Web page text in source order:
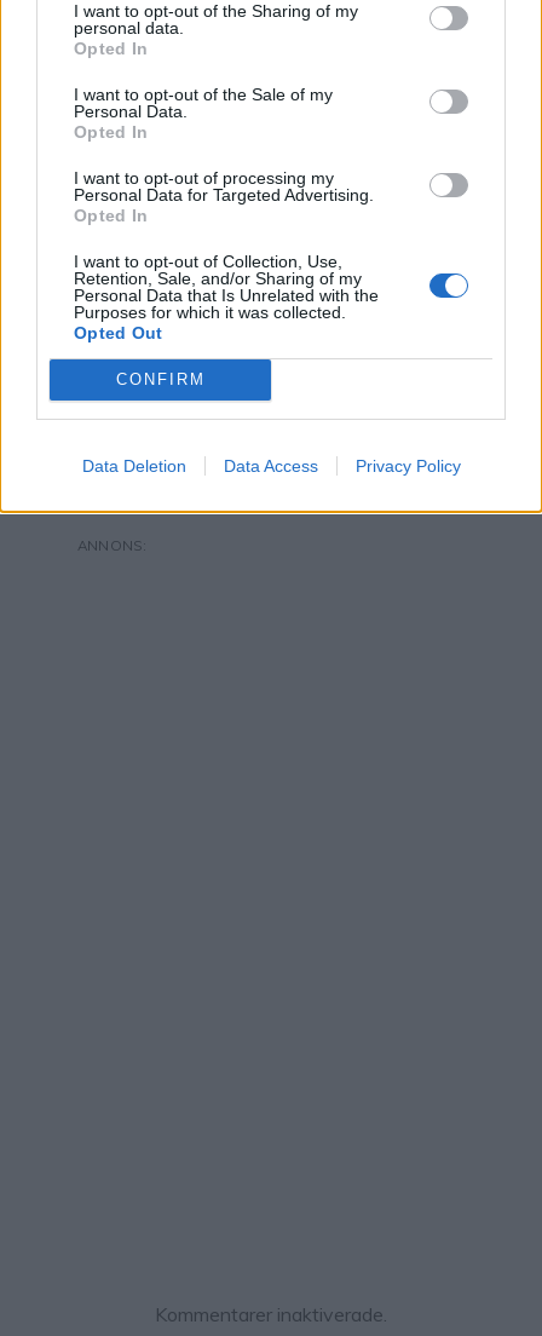
I want to opt-out of the Sharing of my
personal data.
Opted In
I want to opt-out of the Sale of my
Personal Data.
Opted In
I want to opt-out of processing my
Personal Data for Targeted Advertising.
Opted In
I want to opt-out of Collection, Use,
Retention, Sale, and/or Sharing of my
Personal Data that Is Unrelated with the
Purposes for which it was collected.
Opted Out
CONFIRM
Data Deletion Data Access Privacy Policy
Kommentarer inaktiverade.